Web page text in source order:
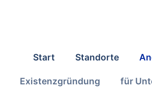
Start Standorte
Existenzgründung für